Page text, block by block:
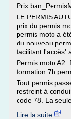
Prix
LE PERMIS
prix du permis
permis moto a
du nouveau
facilitant l'accès'
Permis moto A2:
formation 7h
Tout permis
restreint à
code 78. La
Lire la suite